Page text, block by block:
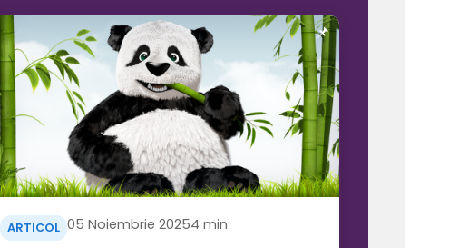
ARTICOL 05 Noiembrie 20254 min